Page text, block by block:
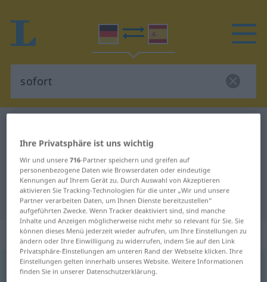
Deutsch-Spanisch Übersetzung für
"sofort"
"sofort" Spanisch Übersetzung
„sofort“: Adverb
sofortadv
Ihre Privatsphäre ist uns wichtig
Wir und unsere716-Partner speichern und greifen auf
personenbezogene Daten wie Browserdaten oder eindeutige
Kennungen auf Ihrem Gerät zu. Durch Auswahl von Akzeptieren
aktivieren Sie Tracking-Technologien für die unter „Wir und unsere
Partner verarbeiten Daten, um Ihnen Dienste bereitzustellen“
aufgeführten Zwecke. Wenn Tracker deaktiviert sind, sind manche
Inhalte und Anzeigen möglicherweise nicht mehr so relevant für Sie. Sie
können dieses Menü jederzeit wieder aufrufen, um Ihre Einstellungen zu
ändern oder Ihre Einwilligung zu widerrufen, indem Sie auf den Link
Privatsphäre-Einstellungen am unteren Rand der Webseite klicken. Ihre
Einstellungen gelten innerhalb unseres Website. Weitere Informationen
finden Sie in unserer Datenschutzerklärung.